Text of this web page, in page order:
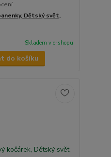
Dětský svět,
Skladem v e-shopu
do košíku